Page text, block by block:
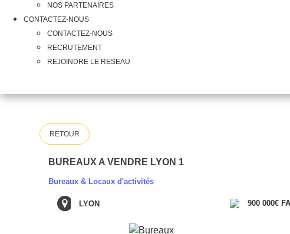
NOS PARTENAIRES
CONTACTEZ-NOUS
CONTACTEZ-NOUS
RECRUTEMENT
REJOINDRE LE RESEAU
RETOUR
BUREAUX A VENDRE LYON 1
Bureaux & Locaux d'activités
LYON 900 000€